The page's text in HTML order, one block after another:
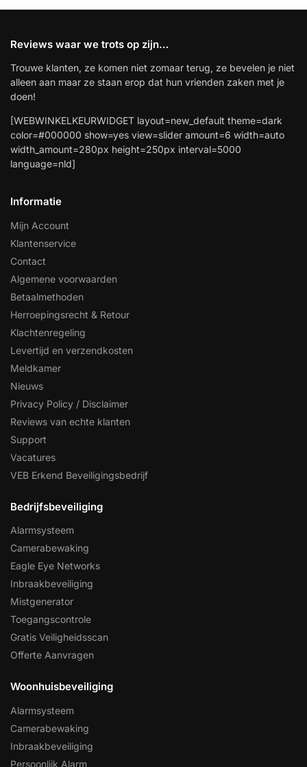
Reviews waar we trots op zijn…
Trouwe klanten, ze komen niet zomaar terug, ze bevelen je niet
alleen aan maar ze staan erop dat hun vrienden zaken met je
doen!
[WEBWINKELKEURWIDGET layout=new_default theme=dark
color=#000000 show=yes view=slider amount=6 width=auto
width_amount=280px height=250px interval=5000
language=nld]
Informatie
Mijn Account
Klantenservice
Contact
Algemene voorwaarden
Betaalmethoden
Herroepingsrecht & Retour
Klachtenregeling
Levertijd en verzendkosten
Meldkamer
Nieuws
Privacy Policy / Disclaimer
Reviews van echte klanten
Support
Vacatures
VEB Erkend Beveiligingsbedrijf
Bedrijfsbeveiliging
Alarmsysteem
Camerabewaking
Eagle Eye Networks
Inbraakbeveiliging
Mistgenerator
Toegangscontrole
Gratis Veiligheidsscan
Offerte Aanvragen
Woonhuisbeveiliging
Alarmsysteem
Camerabewaking
Inbraakbeveiliging
Persoonlijk Alarm